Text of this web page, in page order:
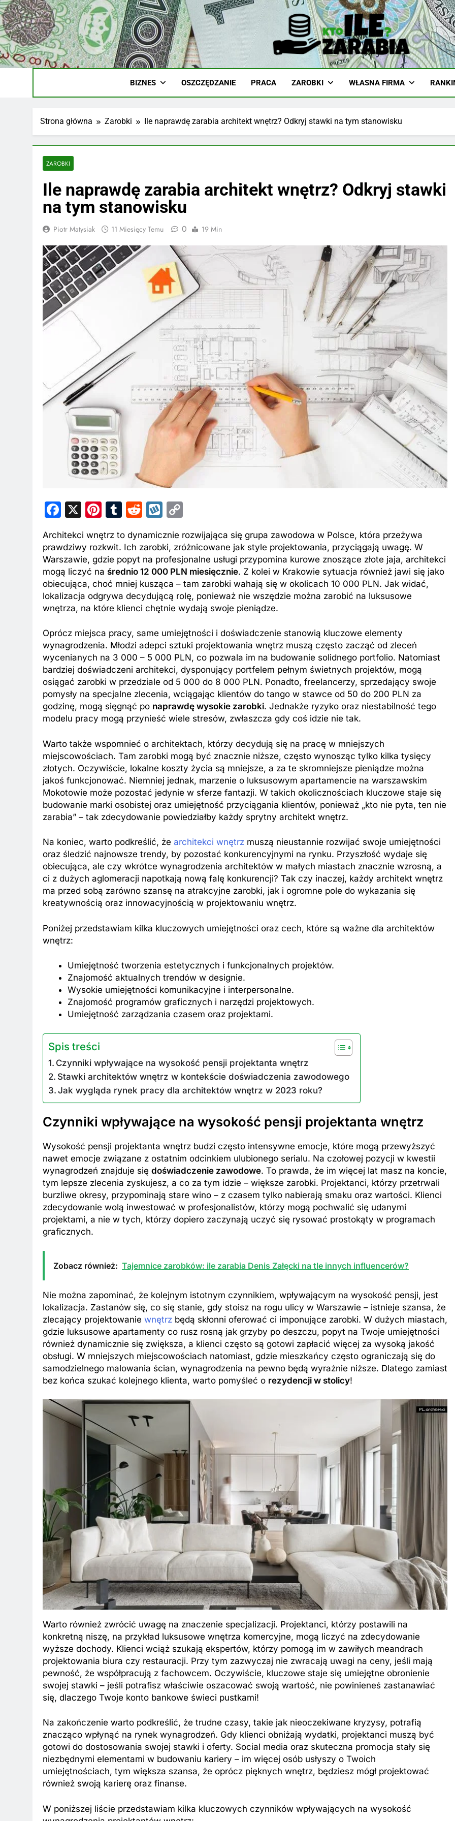
Skip
to
content
Ile-Zarabia.edu.pl
Zarobki Gwiazd, Ciekawostki I Biznes
BIZNES OSZCZĘDZANIE PRACA ZAROBKI WŁASNA FIRMA
Strona główna Zarobki Ile naprawdę zarabia architekt wnętrz? Odkryj stawki na tym stanowisku
ZAROBKI
Ile naprawdę zarabia architekt wnętrz? Odkryj stawki
na tym stanowisku
Piotr Matysiak 11 Miesięcy Temu 0 19 Min
Facebook
X Pinterest
Tumblr
RedditWykop
Architekci wnętrz to dynamicznie rozwijająca się grupa zawodowa w Polsce, która przeżywa
prawdziwy rozkwit. Ich zarobki, zróżnicowane jak style projektowania, przyciągają uwagę. W
Warszawie, gdzie popyt na profesjonalne usługi przypomina kurowe znoszące złote jaja, architekci
mogą liczyć na średnio 12 000 PLN miesięcznie. Z kolei w Krakowie sytuacja również jawi się jako
obiecująca, choć mniej kusząca – tam zarobki wahają się w okolicach 10 000 PLN. Jak widać,
lokalizacja odgrywa decydującą rolę, ponieważ nie wszędzie można zarobić na luksusowe
wnętrza, na które klienci chętnie wydają swoje pieniądze.
Oprócz miejsca pracy, same umiejętności i doświadczenie stanowią kluczowe elementy
wynagrodzenia. Młodzi adepci sztuki projektowania wnętrz muszą często zacząć od zleceń
wycenianych na 3 000 – 5 000 PLN, co pozwala im na budowanie solidnego portfolio. Natomiast
bardziej doświadczeni architekci, dysponujący portfelem pełnym świetnych projektów, mogą
osiągać zarobki w przedziale od 5 000 do 8 000 PLN. Ponadto, freelancerzy, sprzedający swoje
pomysły na specjalne zlecenia, wciągając klientów do tango w stawce od 50 do 200 PLN za
godzinę, mogą sięgnąć po naprawdę wysokie zarobki. Jednakże ryzyko oraz niestabilność tego
modelu pracy mogą przynieść wiele stresów, zwłaszcza gdy coś idzie nie tak.
Warto także wspomnieć o architektach, którzy decydują się na pracę w mniejszych
miejscowościach. Tam zarobki mogą być znacznie niższe, często wynosząc tylko kilka tysięcy
złotych. Oczywiście, lokalne koszty życia są mniejsze, a za te skromniejsze pieniądze można
jakoś funkcjonować. Niemniej jednak, marzenie o luksusowym apartamencie na warszawskim
Mokotowie może pozostać jedynie w sferze fantazji. W takich okolicznościach kluczowe staje się
budowanie marki osobistej oraz umiejętność przyciągania klientów, ponieważ „kto nie pyta, ten nie
zarabia” – tak zdecydowanie powiedziałby każdy sprytny architekt wnętrz.
Na koniec, warto podkreślić, że architekci wnętrz muszą nieustannie rozwijać swoje umiejętności
oraz śledzić najnowsze trendy, by pozostać konkurencyjnymi na rynku. Przyszłość wydaje się
obiecująca, ale czy wkrótce wynagrodzenia architektów w małych miastach znacznie wzrosną, a
ci z dużych aglomeracji napotkają nową falę konkurencji? Tak czy inaczej, każdy architekt wnętrz
ma przed sobą zarówno szansę na atrakcyjne zarobki, jak i ogromne pole do wykazania się
kreatywnością oraz innowacyjnością w projektowaniu wnętrz.
Poniżej przedstawiam kilka kluczowych umiejętności oraz cech, które są ważne dla architektów
wnętrz:
Umiejętność tworzenia estetycznych i funkcjonalnych projektów.
Znajomość aktualnych trendów w designie.
Wysokie umiejętności komunikacyjne i interpersonalne.
Znajomość programów graficznych i narzędzi projektowych.
Umiejętność zarządzania czasem oraz projektami.
Spis treści
Czynniki wpływające na wysokość pensji projektanta wnętrz
Stawki architektów wnętrz w kontekście doświadczenia zawodowego
Jak wygląda rynek pracy dla architektów wnętrz w 2023 roku?
Czynniki wpływające na wysokość pensji projektanta wnętrz
Wysokość pensji projektanta wnętrz budzi często intensywne emocje, które mogą przewyższyć
nawet emocje związane z ostatnim odcinkiem ulubionego serialu. Na czołowej pozycji w kwestii
wynagrodzeń znajduje się doświadczenie zawodowe. To prawda, że im więcej lat masz na koncie,
tym lepsze zlecenia zyskujesz, a co za tym idzie – większe zarobki. Projektanci, którzy przetrwali
burzliwe okresy, przypominają stare wino – z czasem tylko nabierają smaku oraz wartości. Klienci
zdecydowanie wolą inwestować w profesjonalistów, którzy mogą pochwalić się udanymi
projektami, a nie w tych, którzy dopiero zaczynają uczyć się rysować prostokąty w programach
graficznych.
Zobacz również: Tajemnice zarobków: ile zarabia Denis Załęcki na tle innych influencerów?
Nie można zapominać, że kolejnym istotnym czynnikiem, wpływającym na wysokość pensji, jest
lokalizacja. Zastanów się, co się stanie, gdy stoisz na rogu ulicy w Warszawie – istnieje szansa, że
zlecający projektowanie wnętrz będą skłonni oferować ci imponujące zarobki. W dużych miastach,
gdzie luksusowe apartamenty co rusz rosną jak grzyby po deszczu, popyt na Twoje umiejętności
również dynamicznie się zwiększa, a klienci często są gotowi zapłacić więcej za wysoką jakość
obsługi. W mniejszych miejscowościach natomiast, gdzie mieszkańcy często ograniczają się do
samodzielnego malowania ścian, wynagrodzenia na pewno będą wyraźnie niższe. Dlatego zamiast
bez końca szukać kolejnego klienta, warto pomyśleć o rezydencji w stolicy!
Warto również zwrócić uwagę na znaczenie specjalizacji. Projektanci, którzy postawili na
konkretną niszę, na przykład luksusowe wnętrza komercyjne, mogą liczyć na zdecydowanie
wyższe dochody. Klienci wciąż szukają ekspertów, którzy pomogą im w zawiłych meandrach
projektowania biura czy restauracji. Przy tym zazwyczaj nie zwracają uwagi na ceny, jeśli mają
pewność, że współpracują z fachowcem. Oczywiście, kluczowe staje się umiejętne obronienie
swojej stawki – jeśli potrafisz właściwie oszacować swoją wartość, nie powinieneś zastanawiać
się, dlaczego Twoje konto bankowe świeci pustkami!
Na zakończenie warto podkreślić, że trudne czasy, takie jak nieoczekiwane kryzysy, potrafią
znacząco wpłynąć na rynek wynagrodzeń. Gdy klienci obniżają wydatki, projektanci muszą być
gotowi do dostosowania swojej stawki i oferty. Social media oraz skuteczna promocja stały się
niezbędnymi elementami w budowaniu kariery – im więcej osób usłyszy o Twoich
umiejętnościach, tym większa szansa, że oprócz pięknych wnętrz, będziesz mógł projektować
również swoją karierę oraz finanse.
W poniższej liście przedstawiam kilka kluczowych czynników wpływających na wysokość
aktualne zarobki wójtów?
stawki na tym stanowisku!
ZAROBKI
Ile zarabia striptizer: poznaj aktualne
stawki męskiego striptizera
11 Miesięcy Temu
ZAROBKI
Ile zarabia psycholog szkolny:
średnie zarobki na tym stanowisku
11 Miesięcy Temu